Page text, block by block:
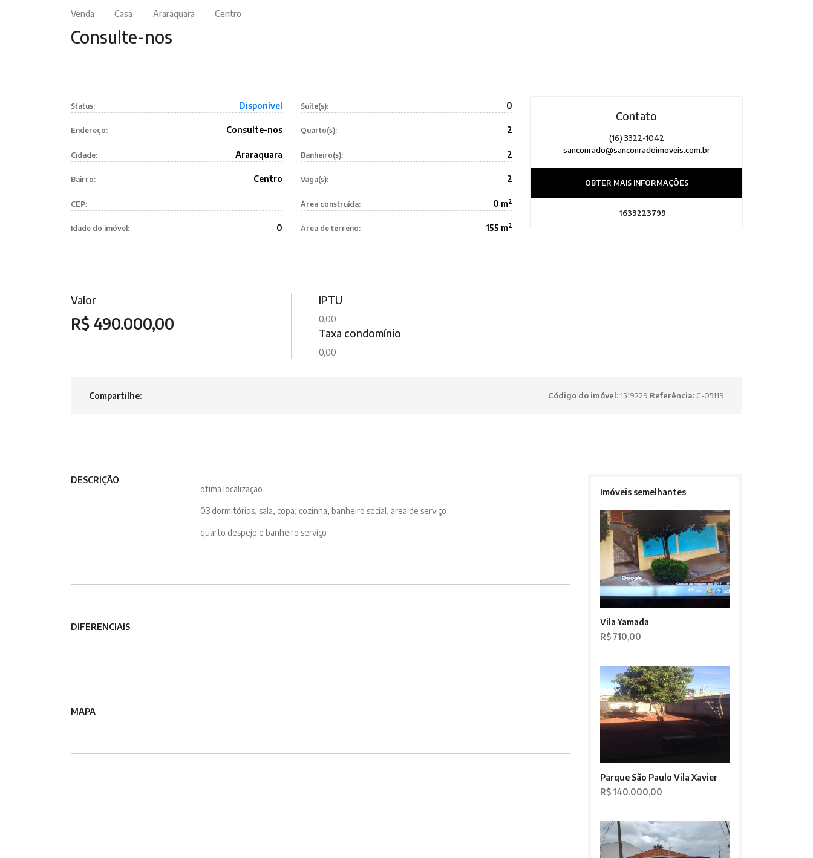
Venda Casa Araraquara Centro
Consulte-nos
Status: Disponível
Endereço: Consulte-nos
Cidade: Araraquara
Bairro: Centro
CEP:
Idade do imóvel: 0
Suíte(s): 0
Quarto(s): 2
Banheiro(s): 2
Vaga(s): 2
Área construída: 0 m2
Área de terreno: 155 m2
Valor
R$ 490.000,00
IPTU
0,00
Taxa condomínio
0,00
Contato
(16) 3322-1042
sanconrado@sanconradoimoveis.com.br
OBTER MAIS INFORMAÇÕES
1633223799
Compartilhe: Código do imóvel:1519229 Referência: C-05119
DESCRIÇÃO
otima localização
03 dormitórios, sala, copa, cozinha, banheiro social, area de serviço
quarto despejo e banheiro serviço
DIFERENCIAIS
MAPA
Imóveis semelhantes
Vila Yamada
R$ 710,00
Parque São Paulo Vila Xavier
R$ 140.000,00